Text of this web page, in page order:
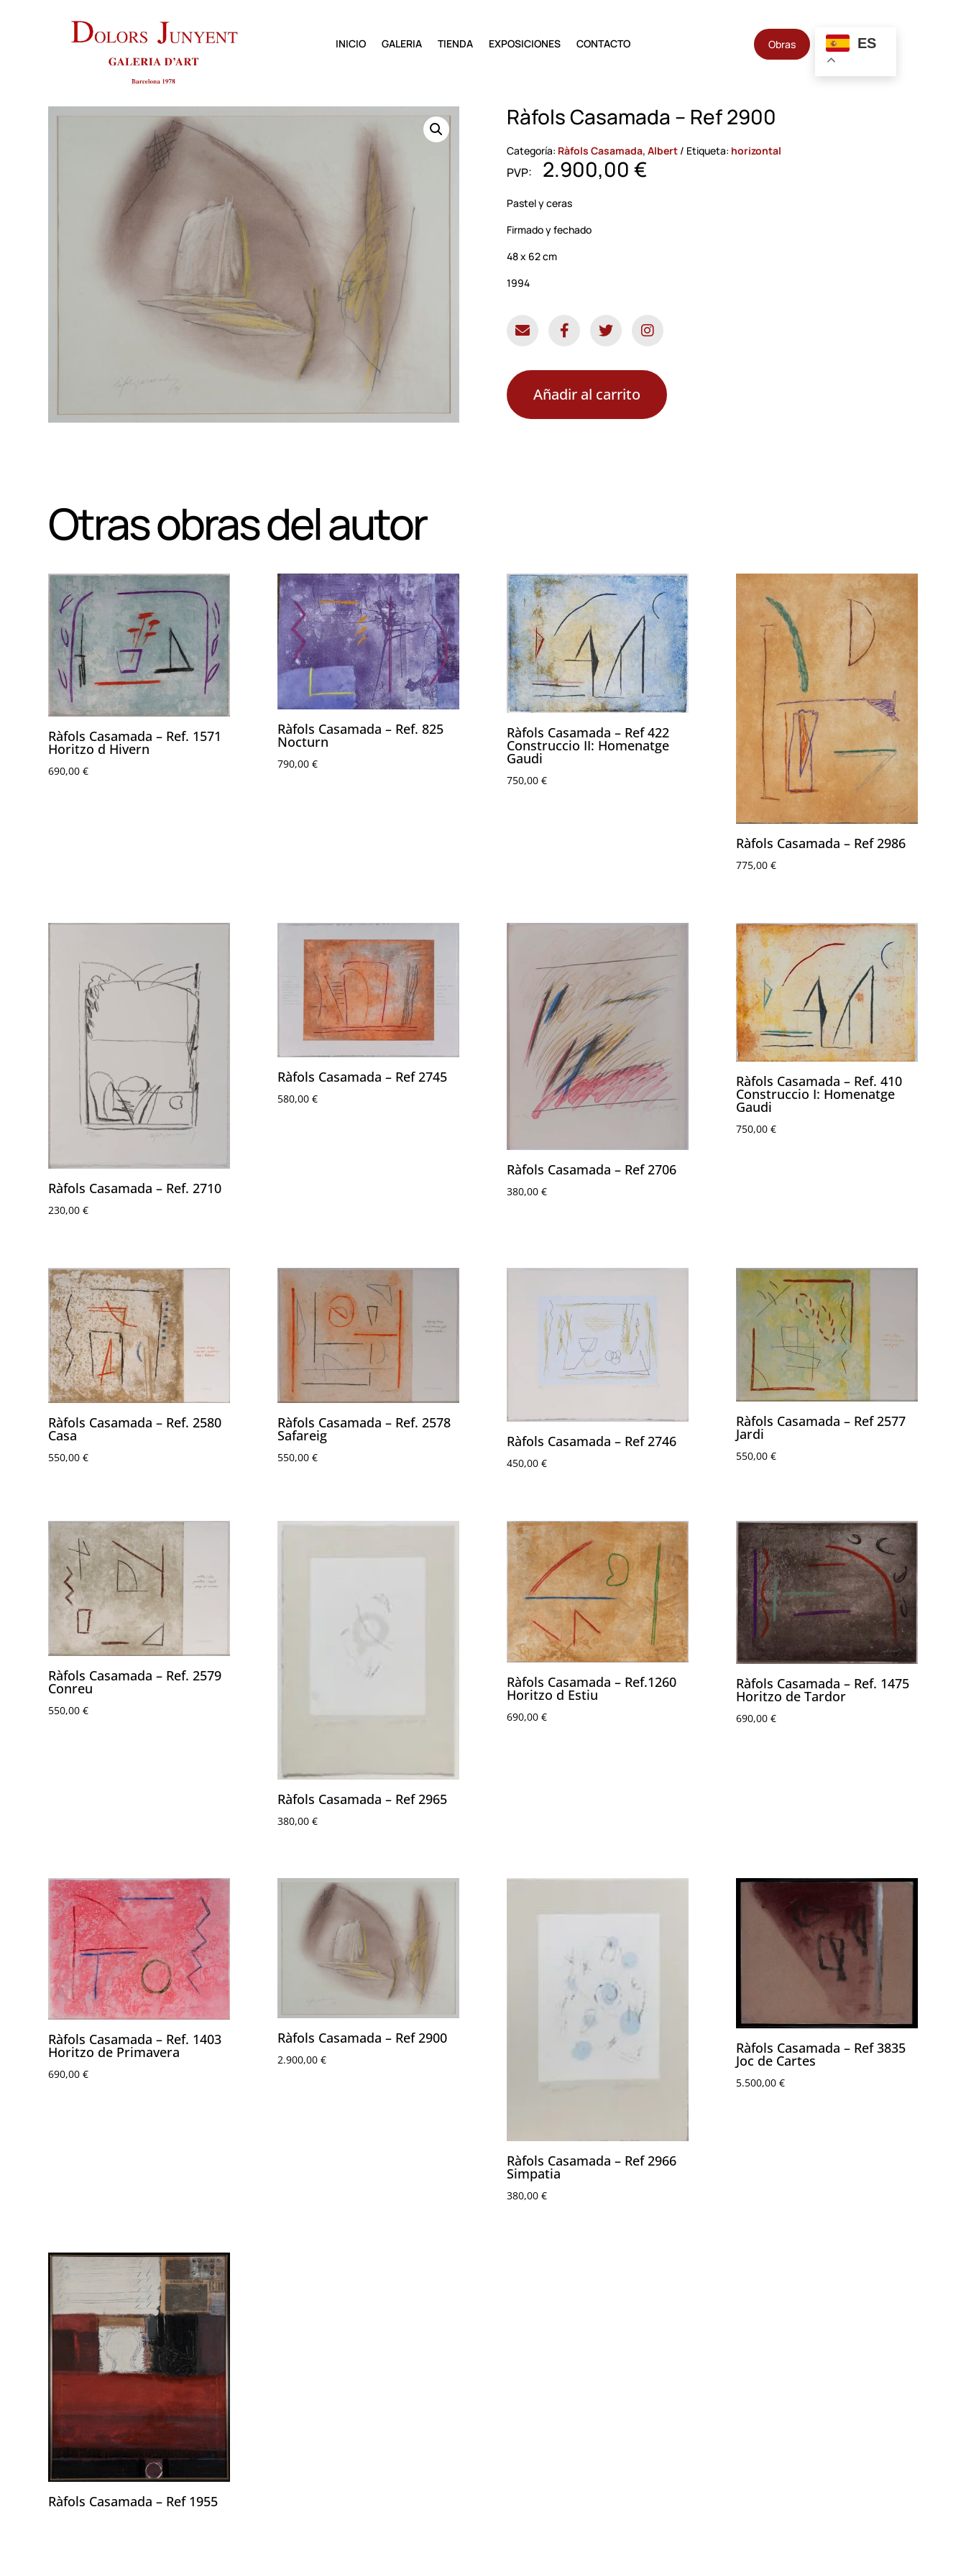
INICIO GALERIA TIENDA EXPOSICIONES CONTACTO Obras ES
Ràfols Casamada – Ref 2900
Categoría: Ràfols Casamada, Albert Etiqueta: horizontal
2.900,00€
Pastel y ceras
Firmado y fechado
48 x 62 cm
1994
Añadir al carrito
Otras obras del autor
Ràfols Casamada – Ref. 1571
Horitzo d Hivern
690,00€
Ràfols Casamada – Ref. 825
Nocturn
790,00€
Ràfols Casamada – Ref 422
Construccio II: Homenatge
Gaudi
750,00€
Ràfols Casamada – Ref 2986
775,00€
Ràfols Casamada – Ref. 2710
230,00€
Ràfols Casamada – Ref 2745
580,00€
Ràfols Casamada – Ref 2706
380,00€
Ràfols Casamada – Ref. 410
Construccio I: Homenatge
Gaudi
750,00€
Ràfols Casamada – Ref. 2580
Casa
550,00€
Ràfols Casamada – Ref. 2578
Safareig
550,00€
Ràfols Casamada – Ref 2746
450,00€
Ràfols Casamada – Ref 2577
Jardi
550,00€
Ràfols Casamada – Ref. 2579
Conreu
550,00€
Ràfols Casamada – Ref 2965
380,00€
Ràfols Casamada – Ref.1260
Horitzo d Estiu
690,00€
Ràfols Casamada – Ref. 1475
Horitzo de Tardor
690,00€
Ràfols Casamada – Ref. 1403
Horitzo de Primavera
690,00€
Ràfols Casamada – Ref 2900
2.900,00€
Ràfols Casamada – Ref 2966
Simpatia
380,00€
Ràfols Casamada – Ref 3835
Joc de Cartes
5.500,00€
Ràfols Casamada – Ref 1955